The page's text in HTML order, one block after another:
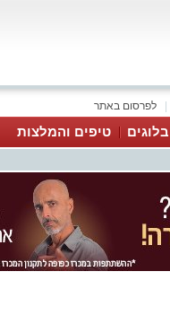
לפרסום באתר
בלוגים טיפים והמלצות